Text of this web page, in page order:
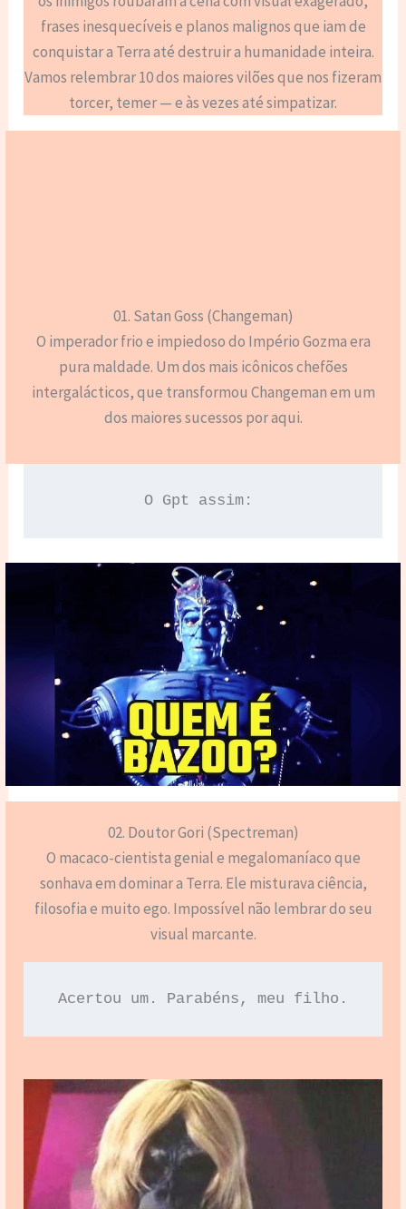
frases inesquecíveis e planos malignos que iam de
conquistar a Terra até destruir a humanidade inteira.
Vamos relembrar 10 dos maiores vilões que nos fizeram
torcer, temer — e às vezes até simpatizar.
01. Satan Goss (Changeman)
O imperador frio e impiedoso do Império Gozma era
pura maldade. Um dos mais icônicos chefões
intergalácticos, que transformou Changeman em um
dos maiores sucessos por aqui.
O Gpt assim:
02. Doutor Gori (Spectreman)
O macaco-cientista genial e megalomaníaco que
sonhava em dominar a Terra. Ele misturava ciência,
filosofia e muito ego. Impossível não lembrar do seu
visual marcante.
Acertou um. Parabéns, meu filho.